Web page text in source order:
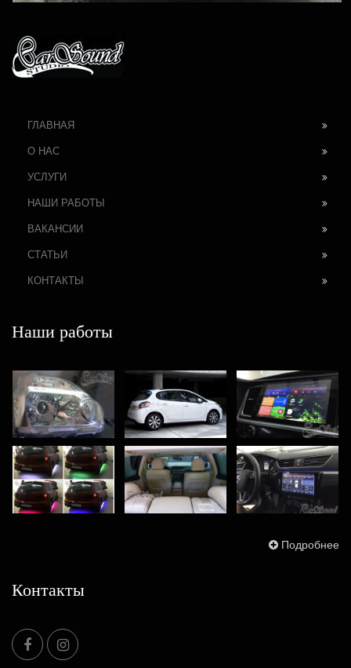
ГЛАВНАЯ
О НАС
УСЛУГИ
НАШИ РАБОТЫ
ВАКАНСИИ
СТАТЬИ
КОНТАКТЫ
Наши работы
Подробнее
Контакты